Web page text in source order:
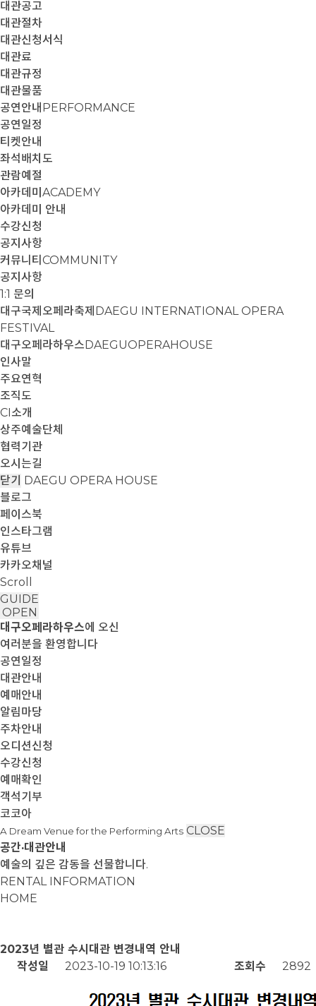
대관공고
대관절차
대관신청서식
대관료
대관규정
대관물품
공연안내 PERFORMANCE
공연일정
티켓안내
좌석배치도
관람예절
아카데미 ACADEMY
아카데미 안내
수강신청
공지사항
커뮤니티 COMMUNITY
공지사항
1:1 문의
대구국제오페라축제 DAEGU INTERNATIONAL OPERA
FESTIVAL
대구오페라하우스DAEGUOPERAHOUSE
인사말
주요연혁
조직도
CI소개
상주예술단체
협력기관
오시는길
닫기 DAEGU OPERA HOUSE
블로그
페이스북
인스타그램
유튜브
카카오채널
Scroll
GUIDE
OPEN
대구오페라하우스에 오신
여러분을 환영합니다
공연일정
대관안내
예매안내
알림마당
주차안내
오디션신청
수강신청
예매확인
객석기부
코코아
A Dream Venue for the Performing Arts CLOSE
공간·대관안내
예술의 깊은 감동을 선물합니다.
RENTAL INFORMATION
HOME
2023년 별관 수시대관 변경내역 안내
작성일
2023-10-19 10:13:16 조회수 2892